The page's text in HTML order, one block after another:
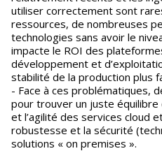
utiliser correctement sont
ressources, de nombreuses
technologies sans avoir le
impacte le ROI des
développement et
stabilité de la production plus
- Face à ces problématiques,
pour trouver un juste équilibre
et l’agilité des services cloud
robustesse et la sécurité
solutions « on premises ».